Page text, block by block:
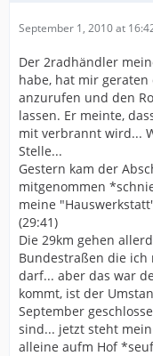
September 1, 2010 at
Der 2radhändler
habe, hat mir geraten
anzurufen und den
lassen. Er meinte,
mit verbrannt wird...
Stelle...
Gestern kam der
mitgenommen
meine
(29:41)
Die 29km gehen
Bundestraßen die ich
darf... aber das war
kommt, ist der
September
sind... jetzt steht
alleine aufm Hof